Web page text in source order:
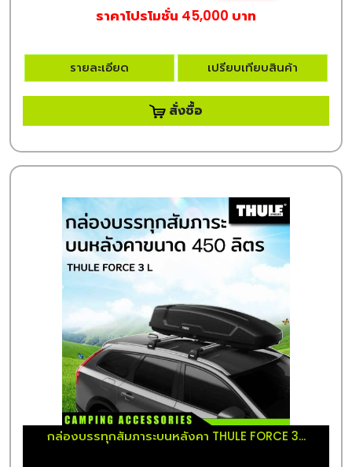
ราคาโปรโมชั่น 45,000 บาท
รายละเอียด เปรียบเทียบสินค้า
สั่งซื้อ
กล่องบรรทุกสัมภาระบนหลังคา THULE FORCE 3...